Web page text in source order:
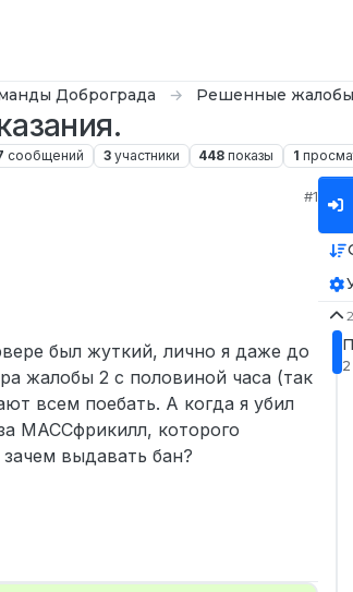
Доброграда Решенные жалобы
сообщений 3 участники 448 показы 1
#1
был жуткий, лично я даже до
жалобы 2 с половиной часа (так
всем поебать. А когда я убил
МАССфрикилл, которого
выдавать бан?
2